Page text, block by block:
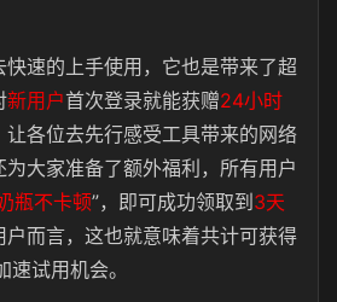
速的上手使用，它也是带来了超
新用户首次登录就能获赠24小时
让各位去先行感受工具带来的网络
大家准备了额外福利，所有用户
瓶不卡顿”，即可成功领取到 3天
而言，这也就意味着共计可获得
试用机会。